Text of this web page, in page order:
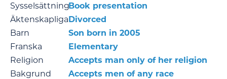
SysselsättningBook presentation
ÄktenskapligaDivorced
Barn
Son born in 2005
Franska
Elementary
Religion
Accepts man only of her religion
Bakgrund
Accepts men of any race